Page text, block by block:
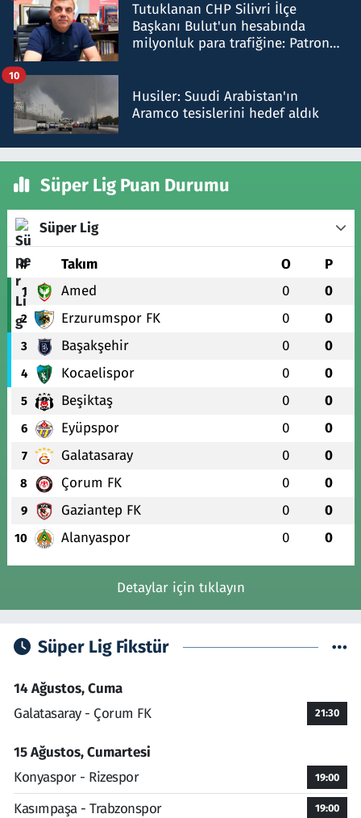
Tutuklanan CHP Silivri İlçe
Başkanı Bulut'un hesabında
milyonluk para trafiğine: Patron
Husiler: Suudi Arabistan'ın
Aramco tesislerini hedef aldık
10
Süper Lig Puan Durumu
Süper Lig
# Takım O P
1 Amed 0 0
2 Erzurumspor FK 0 0
3 Başakşehir 0 0
4 Kocaelispor 0 0
5 Beşiktaş 0 0
6 Eyüpspor 0 0
7 Galatasaray 0 0
8 Çorum FK 0 0
9 Gaziantep FK 0 0
10 Alanyaspor 0 0
Detaylar için tıklayın
Süper Lig Fikstür
14 Ağustos, Cuma
Galatasaray - Çorum FK
21:30
15 Ağustos, Cumartesi
Konyaspor - Rizespor
19:00
Kasımpaşa - Trabzonspor 19:00